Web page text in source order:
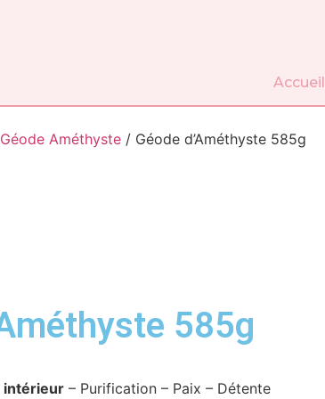
Accueil
Géode Améthyste / Géode d’Améthyste 585g
585g
intérieur – Purification – Paix – Détente